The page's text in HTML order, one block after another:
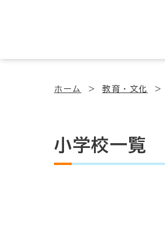
ホーム 教育・文化
小学校一覧